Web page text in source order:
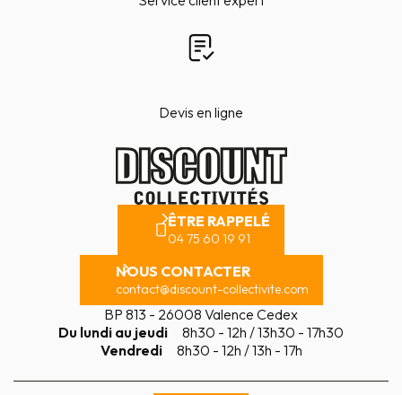
Devis en ligne
ÊTRE RAPPELÉ
04 75 60 19 91
NOUS CONTACTER
contact@discount-collectivite.com
BP 813 - 26008 Valence Cedex
Du lundi au jeudi
8h30 - 12h / 13h30 - 17h30
Vendredi
8h30 - 12h / 13h - 17h